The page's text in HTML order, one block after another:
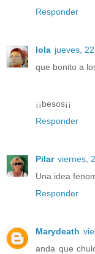
Responder
lola jueves,
que bonito a
¡¡besos¡¡
Responder
Pilar viernes,
Una idea
Responder
Marydeath
anda que